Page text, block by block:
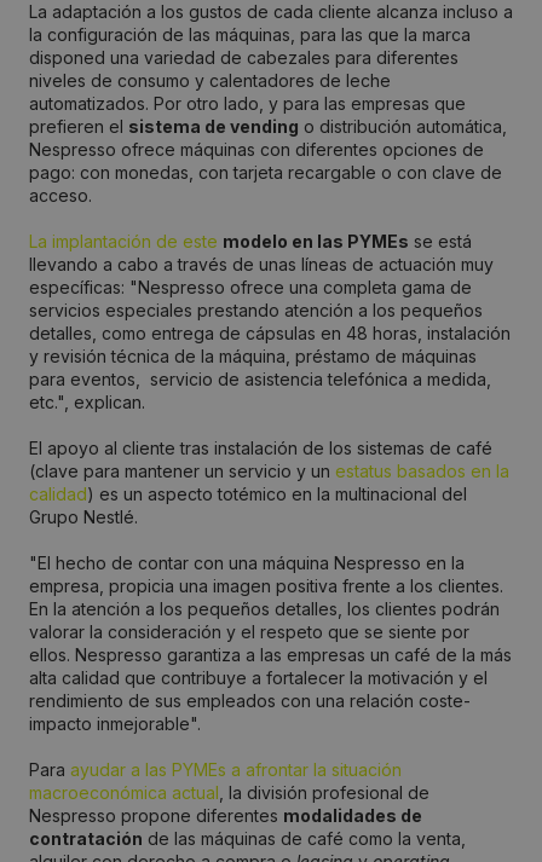
La adaptación a los gustos de cada cliente alcanza incluso a
la configuración de las máquinas, para las que la marca
disponed una variedad de cabezales para diferentes
niveles de consumo y calentadores de leche
automatizados. Por otro lado, y para las empresas que
prefieren el sistema de vending o distribución automática,
Nespresso ofrece máquinas con diferentes opciones de
pago: con monedas, con tarjeta recargable o con clave de
acceso.
La implantación de este modelo en las PYMEs se está
llevando a cabo a través de unas líneas de actuación muy
específicas: "Nespresso ofrece una completa gama de
servicios especiales prestando atención a los pequeños
detalles, como entrega de cápsulas en 48 horas, instalación
y revisión técnica de la máquina, préstamo de máquinas
para eventos, servicio de asistencia telefónica a medida,
etc.", explican.
El apoyo al cliente tras instalación de los sistemas de café
(clave para mantener un servicio y un estatus basados en la
calidad) es un aspecto totémico en la multinacional del
Grupo Nestlé.
"El hecho de contar con una máquina Nespresso en la
empresa, propicia una imagen positiva frente a los clientes.
En la atención a los pequeños detalles, los clientes podrán
valorar la consideración y el respeto que se siente por
ellos. Nespresso garantiza a las empresas un café de la más
alta calidad que contribuye a fortalecer la motivación y el
rendimiento de sus empleados con una relación coste-
impacto inmejorable".
Para ayudar a las PYMEs a afrontar la situación
macroeconómica actual, la división profesional de
Nespresso propone diferentes modalidades de
contratación de las máquinas de café como la venta,